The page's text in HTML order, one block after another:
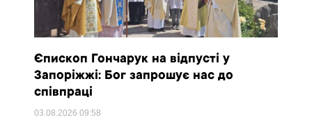
Єпископ Гончарук на відпусті у
Запоріжжі: Бог запрошує нас до
співпраці
03.08.202609:58